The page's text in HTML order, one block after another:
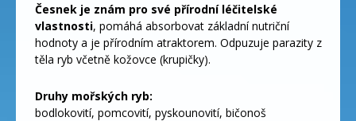
Česnek je znám pro své přírodní léčitelské
vlastnosti, pomáhá absorbovat základní nutriční
hodnoty a je přírodním atraktorem. Odpuzuje parazity z
těla ryb včetně kožovce (krupičky).
Druhy mořských ryb:
bodlokovití, pomcovití, pyskounovití, bičonoš